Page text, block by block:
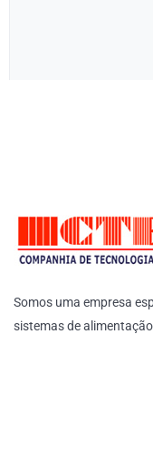
Somos uma empresa
sistemas de